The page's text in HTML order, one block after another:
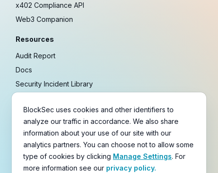
x402 Compliance API
Web3 Companion
Resources
Audit Report
Docs
Security Incident Library
Research
Guides
Crypto Payment Playbook
Copyright © 2021-2026BlockSec
Terms & Policies & Disclaimer
BlockSec uses cookies and other identifiers to
analyze our traffic in accordance. We also share
information about your use of our site with our
analytics partners. You can choose not to allow some
type of cookies by clicking Manage Settings. For
more information see our privacy policy.